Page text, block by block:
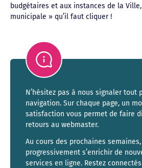
budgétaires et aux instances de la Ville,
municipale » qu’il faut cliquer !
N’hésitez pas à nous signaler tout
navigation. Sur chaque page, un
satisfaction vous permet de faire
retours au webmaster.
Au cours des prochaines
progressivement s’enrichir de
services en ligne. Restez